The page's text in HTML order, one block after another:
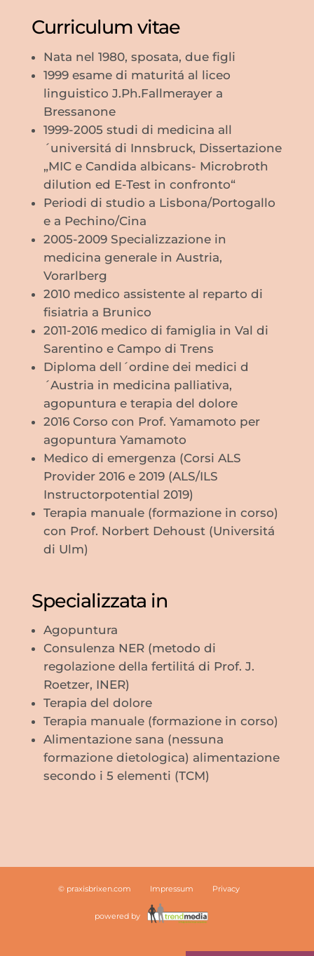
Curriculum vitae
Nata nel 1980, sposata, due figli
1999 esame di maturitá al liceo
linguistico J.Ph.Fallmerayer a
Bressanone
1999-2005 studi di medicina all
´universitá di Innsbruck, Dissertazione
„MIC e Candida albicans- Microbroth
dilution ed E-Test in confronto“
Periodi di studio a Lisbona/Portogallo
e a Pechino/Cina
2005-2009 Specializzazione in
medicina generale in Austria,
Vorarlberg
2010 medico assistente al reparto di
fisiatria a Brunico
2011-2016 medico di famiglia in Val di
Sarentino e Campo di Trens
Diploma dell´ordine dei medici d
´Austria in medicina palliativa,
agopuntura e terapia del dolore
2016 Corso con Prof. Yamamoto per
agopuntura Yamamoto
Medico di emergenza (Corsi ALS
Provider 2016 e 2019 (ALS/ILS
Instructorpotential 2019)
Terapia manuale (formazione in corso)
con Prof. Norbert Dehoust (Universitá
di Ulm)
Specializzata in
Agopuntura
Consulenza NER (metodo di
regolazione della fertilitá di Prof. J.
Roetzer, INER)
Terapia del dolore
Terapia manuale (formazione in corso)
Alimentazione sana (nessuna
formazione dietologica) alimentazione
secondo i 5 elementi (TCM)
© praxisbrixen.com Impressum Privacy
powered by